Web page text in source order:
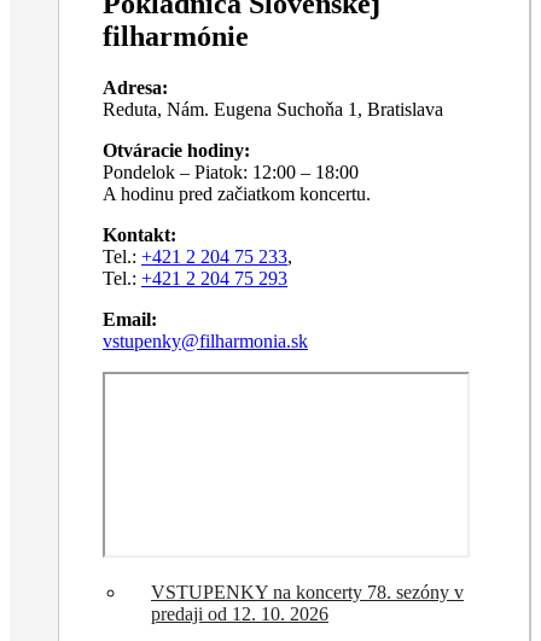
filharmónie
Adresa:
Reduta, Nám. Eugena Suchoňa 1, Bratislava
Otváracie hodiny:
Pondelok – Piatok: 12:00 – 18:00
A hodinu pred začiatkom koncertu.
Kontakt:
Tel.: +421 2 204 75 233,
Tel.: +421 2 204 75 293
Email:
vstupenky@filharmonia.sk
VSTUPENKY na koncerty 78. sezóny v
predaji od 12. 10. 2026